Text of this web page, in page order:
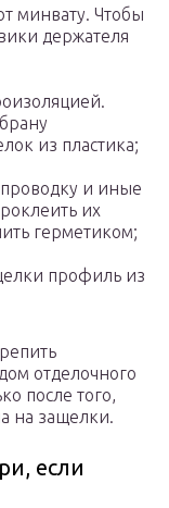
минвату. Чтобы
держателя
из пластика;
проводку и иные
их
герметиком;
профиль из
отделочного
после того,
на защелки.
если